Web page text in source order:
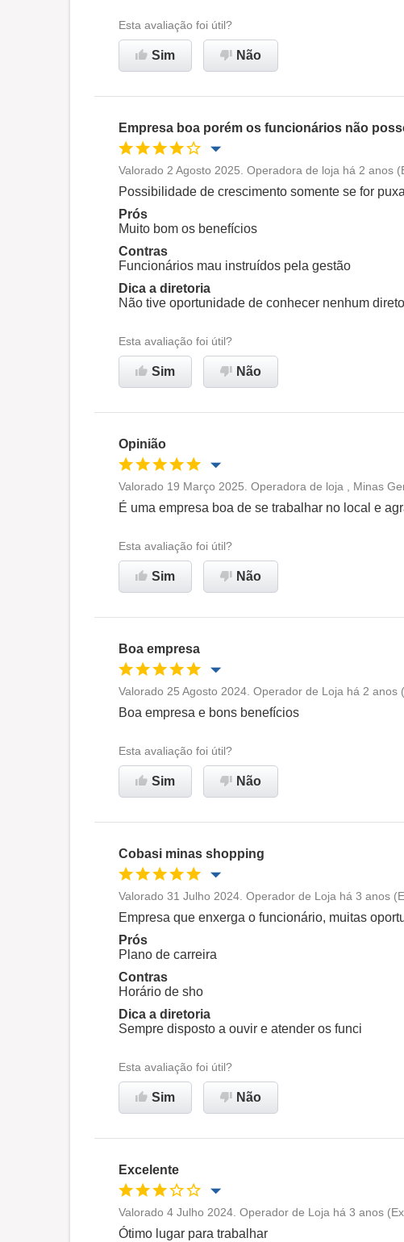
Não recomenda esta
empresa
Esta avaliação foi útil?
Sim Não
Empresa boa porém os funcionários não
Oportunidade de promoção
Ambiente de trabalho
Não recomenda esta
empresa
Valorado 2 Agosto 2025. Operadora de loja há 2 anos
Possibilidade de crescimento somente se for
Prós
Muito bom os benefícios
Contras
Funcionários mau instruídos pela gestão
Dica a diretoria
Não tive oportunidade de conhecer nenhum
Esta avaliação foi útil?
Sim Não
Opinião
Oportunidade de promoção
Ambiente de trabalho
Não recomenda esta
Valorado 19 Março 2025. Operadora de loja , Minas
É uma empresa boa de se trabalhar no local e
Esta avaliação foi útil?
Sim Não
Boa empresa
Oportunidade de promoção
Ambiente de trabalho
Recomenda esta empresa
Valorado 25 Agosto 2024. Operador de Loja há 2 anos
Boa empresa e bons benefícios
Esta avaliação foi útil?
Sim Não
Cobasi minas shopping
Oportunidade de promoção
Ambiente de trabalho
Recomenda esta empresa
Valorado 31 Julho 2024. Operador de Loja há 3 anos
Empresa que enxerga o funcionário, muitas
Prós
Plano de carreira
Contras
Horário de sho
Dica a diretoria
Sempre disposto a ouvir e atender os funci
Esta avaliação foi útil?
Sim Não
Excelente
Oportunidade de promoção
Valorado 4 Julho 2024. Operador de Loja há 3 anos
Ótimo lugar para trabalhar